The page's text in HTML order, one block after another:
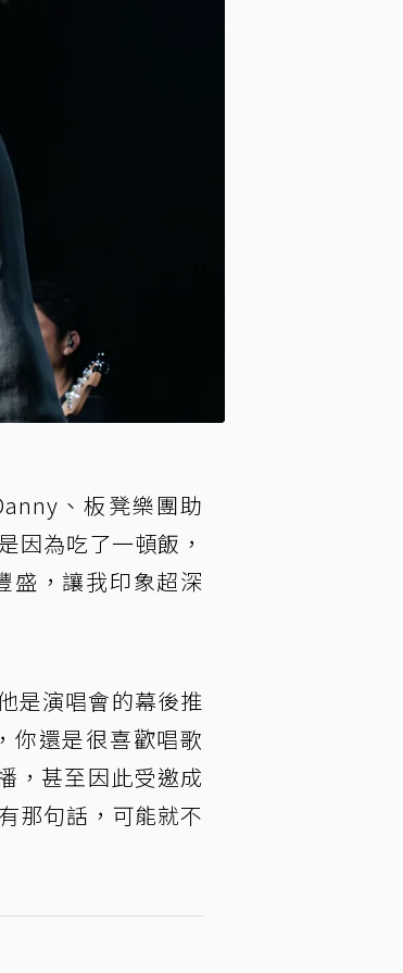
、板凳樂團助
因為吃了一頓飯，
盛，讓我印象超深
是演唱會的幕後推
你還是很喜歡唱歌
，甚至因此受邀成
那句話，可能就不